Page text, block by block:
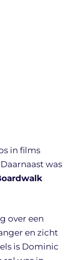
in films
Daarnaast was
over een
en zicht
is Dominic